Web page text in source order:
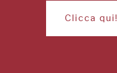
Clicca qui!